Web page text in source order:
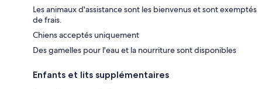
Les animaux d'assistance sont les bienvenus et sont exemptés
de frais.
Chiens acceptés uniquement
Des gamelles pour l'eau et la nourriture sont disponibles
Enfants et lits supplémentaires